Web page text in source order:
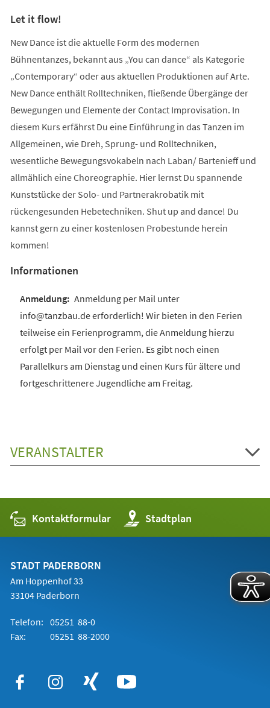
Let it flow!
New Dance ist die aktuelle Form des modernen
Bühnentanzes, bekannt aus „You can dance“ als Kategorie
„Contemporary“ oder aus aktuellen Produktionen auf Arte.
New Dance enthält Rolltechniken, fließende Übergänge der
Bewegungen und Elemente der Contact Improvisation. In
diesem Kurs erfährst Du eine Einführung in das Tanzen im
Allgemeinen, wie Dreh, Sprung- und Rolltechniken,
wesentliche Bewegungsvokabeln nach Laban/ Bartenieff und
allmählich eine Choreographie. Hier lernst Du spannende
Kunststücke der Solo- und Partnerakrobatik mit
rückengesunden Hebetechniken. Shut up and dance! Du
kannst gern zu einer kostenlosen Probestunde herein
kommen!
Informationen
Anmeldung per Mail unter
info@tanzbau.de erforderlich! Wir bieten in den Ferien
teilweise ein Ferienprogramm, die Anmeldung hierzu
erfolgt per Mail vor den Ferien. Es gibt noch einen
Parallelkurs am Dienstag und einen Kurs für ältere und
fortgeschrittenere Jugendliche am Freitag.
VERANSTALTER
Kontaktformular Stadtplan
(Öffnet
in
einem
STADT PADERBORN
Am Hoppenhof 33
33104 Paderborn
Telefon: 05251 88-0
Fax:
05251 88-2000